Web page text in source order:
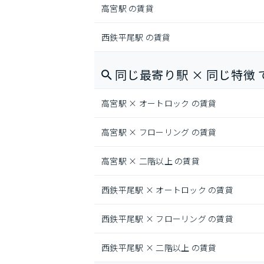
高宮駅 の賃貸
西鉄平尾駅 の賃貸
同じ最寄り駅 × 同じ特徴
高宮駅 × オートロック の賃貸
高宮駅 × フローリング の賃貸
高宮駅 × 二階以上 の賃貸
西鉄平尾駅 × オートロック の賃貸
西鉄平尾駅 × フローリング の賃貸
西鉄平尾駅 × 二階以上 の賃貸